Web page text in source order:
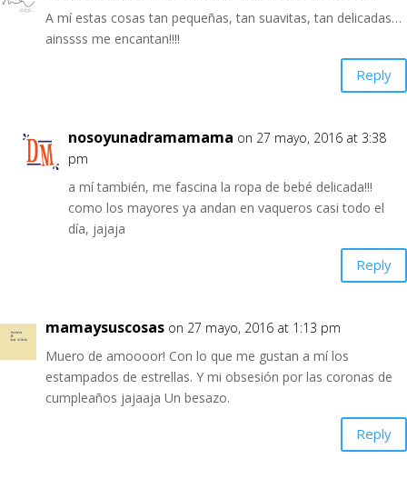
A mí estas cosas tan pequeñas, tan suavitas, tan delicadas…
ainssss me encantan!!!!
Reply
nosoyunadramamama on 27 mayo, 2016 at 3:38
pm
a mí también, me fascina la ropa de bebé delicada!!!
como los mayores ya andan en vaqueros casi todo el
día, jajaja
Reply
mamaysuscosas on 27 mayo, 2016 at 1:13 pm
Muero de amoooor! Con lo que me gustan a mí los
estampados de estrellas. Y mi obsesión por las coronas de
cumpleaños jajaaja Un besazo.
Reply